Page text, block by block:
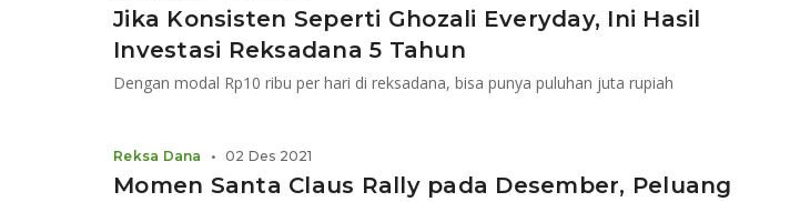
Jika Konsisten Seperti Ghozali Everyday, Ini Hasil
Investasi Reksadana 5 Tahun
Dengan modal Rp10 ribu per hari di reksadana, bisa punya puluhan juta rupiah
Momen Santa Claus Rally pada Desember, Peluang
Reksa Dana • 02 Des 2021